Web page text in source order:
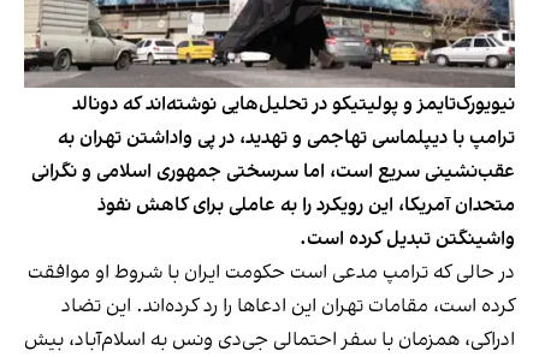
نیویورک‌تایمز و پولیتیکو در تحلیل‌هایی نوشته‌اند که دونالد
ترامپ با دیپلماسی تهاجمی و تهدید، در پی واداشتن تهران به
عقب‌نشینی سریع است، اما سرسختی جمهوری اسلامی و نگرانی
متحدان آمریکا، این رویکرد را به عاملی برای کاهش نفوذ
واشینگتن تبدیل کرده است.
در حالی که ترامپ مدعی است حکومت ایران با شروط او موافقت
کرده است، مقامات تهران این ادعاها را رد کرده‌اند. این تضاد
ادراکی، همزمان با سفر احتمالی جی‌دی ونس به اسلام‌آباد، بیش